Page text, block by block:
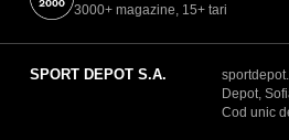
3000+ magazine, 15+ tari
SPORT DEPOT S.A.
Depot,
Cod unic